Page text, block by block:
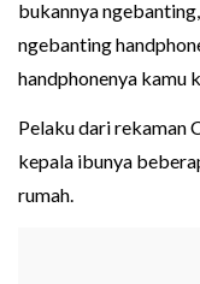
bukannya
ngebanting
handphonenya kamu
Pelaku dari rekaman
kepala ibunya
rumah.